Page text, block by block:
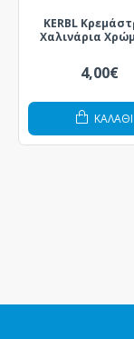
KERBL
Χαλινάρια
4,00€
ΚΑΛΆΘΙ